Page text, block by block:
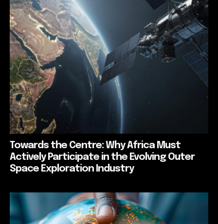
Towards the Centre: Why Africa Must
Actively Participate in the Evolving Outer
Space Exploration Industry